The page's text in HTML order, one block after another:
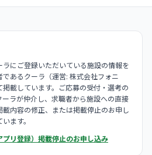
にご登録いただいている施設の情報を
あるクーラ（運営: 株式会社フォニ
載しています。ご応募の受付・選考の
ラが仲介し、求職者から施設への直接
内容の修正、または掲載停止のお申し
ます。
リ登録） 掲載停止のお申し込み